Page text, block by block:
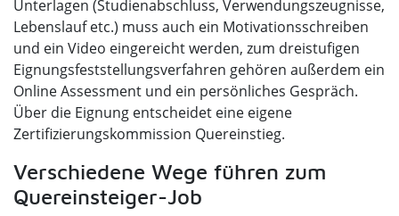
Unterlagen (Studienabschluss, Verwendungszeugnisse,
Lebenslauf etc.) muss auch ein Motivationsschreiben
und ein Video eingereicht werden, zum dreistufigen
Eignungsfeststellungsverfahren gehören außerdem ein
Online Assessment und ein persönliches Gespräch.
Über die Eignung entscheidet eine eigene
Zertifizierungskommission Quereinstieg.
Verschiedene Wege führen zum
Quereinsteiger-Job